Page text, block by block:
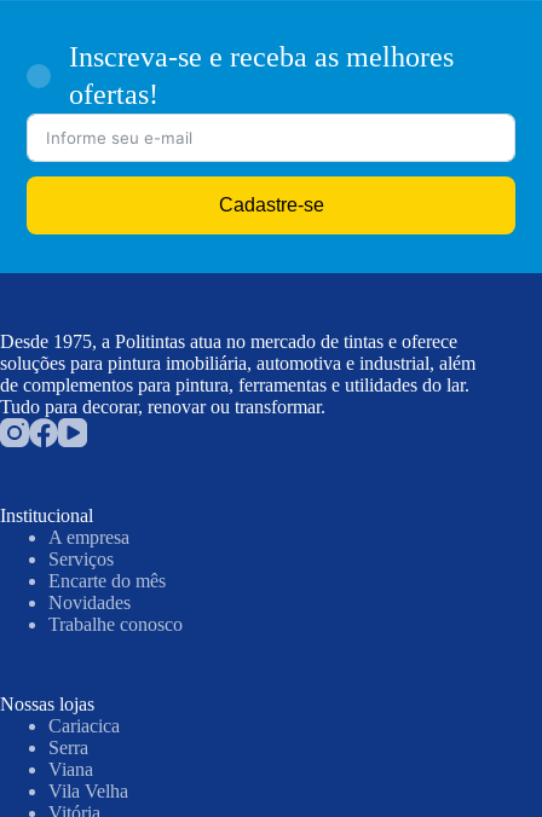
Inscreva-se e receba as melhores
ofertas!
Cadastre-se
Desde 1975, a Politintas atua no mercado de tintas e oferece
soluções para pintura imobiliária, automotiva e industrial, além
de complementos para pintura, ferramentas e utilidades do lar.
Tudo para decorar, renovar ou transformar.
Institucional
A empresa
Serviços
Encarte do mês
Novidades
Trabalhe conosco
Nossas lojas
Cariacica
Serra
Viana
Vila Velha
Vitória